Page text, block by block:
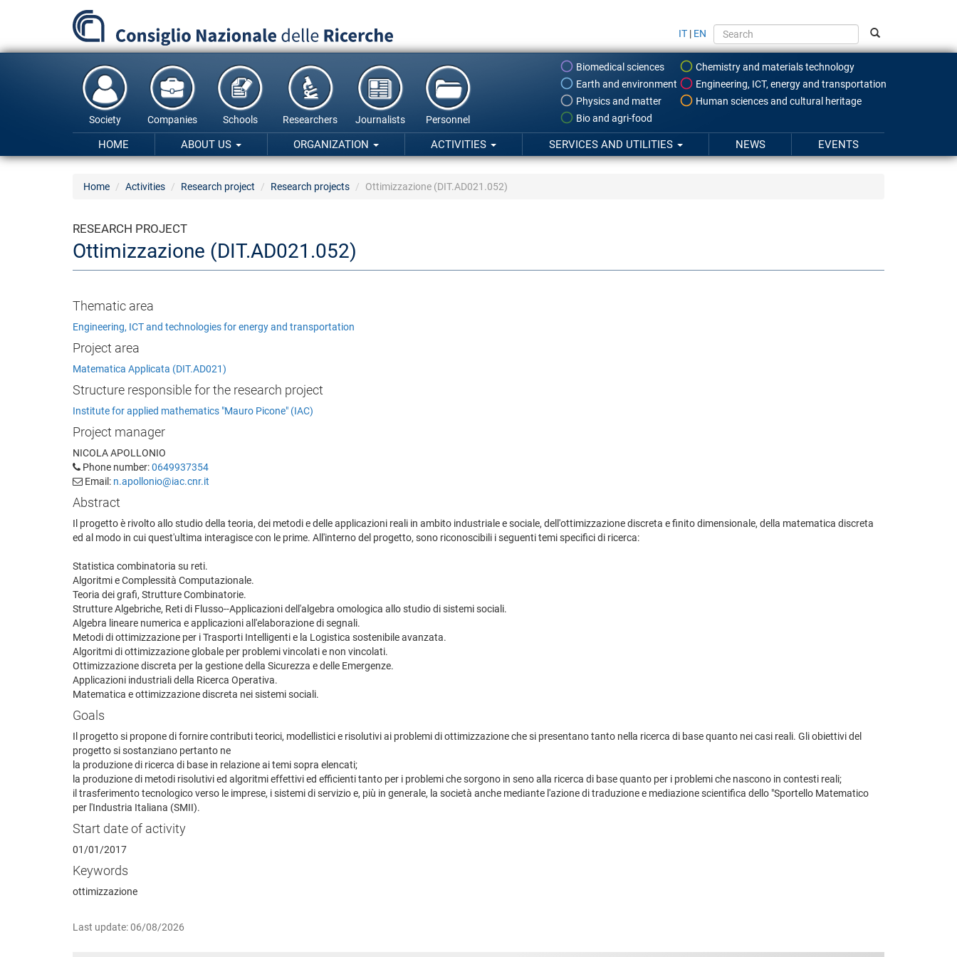
content
IT | EN
Biomedical sciences
Chemistry and materials technology
Earth and environment
Engineering, ICT, energy and transportation
Physics and matter
Human sciences and cultural heritage
Bio and agri-food
Society Companies Schools Researchers Journalists Personnel
HOME ABOUT US ORGANIZATION ACTIVITIES SERVICES AND UTILITIES NEWS EVENTS
Home Activities Research project Research projects Ottimizzazione (DIT.AD021.052)
RESEARCH PROJECT
Ottimizzazione (DIT.AD021.052)
Thematic area
Engineering, ICT and technologies for energy and transportation
Project area
Matematica Applicata (DIT.AD021)
Structure responsible for the research project
Institute for applied mathematics "Mauro Picone" (IAC)
Project manager
NICOLA APOLLONIO
Phone number:0649937354
Email: n.apollonio@iac.cnr.it
Abstract
Il progetto è rivolto allo studio della teoria, dei metodi e delle applicazioni reali in ambito industriale e sociale, dell'ottimizzazione discreta e finito dimensionale, della matematica discreta
ed al modo in cui quest'ultima interagisce con le prime. All'interno del progetto, sono riconoscibili i seguenti temi specifici di ricerca:
Statistica combinatoria su reti.
Algoritmi e Complessità Computazionale.
Teoria dei grafi, Strutture Combinatorie.
Strutture Algebriche, Reti di Flusso--Applicazioni dell'algebra omologica allo studio di sistemi sociali.
Algebra lineare numerica e applicazioni all'elaborazione di segnali.
Metodi di ottimizzazione per i Trasporti Intelligenti e la Logistica sostenibile avanzata.
Algoritmi di ottimizzazione globale per problemi vincolati e non vincolati.
Ottimizzazione discreta per la gestione della Sicurezza e delle Emergenze.
Applicazioni industriali della Ricerca Operativa.
Matematica e ottimizzazione discreta nei sistemi sociali.
Goals
Il progetto si propone di fornire contributi teorici, modellistici e risolutivi ai problemi di ottimizzazione che si presentano tanto nella ricerca di base quanto nei casi reali. Gli obiettivi del
progetto si sostanziano pertanto ne
la produzione di ricerca di base in relazione ai temi sopra elencati;
la produzione di metodi risolutivi ed algoritmi effettivi ed efficienti tanto per i problemi che sorgono in seno alla ricerca di base quanto per i problemi che nascono in contesti reali;
il trasferimento tecnologico verso le imprese, i sistemi di servizio e, più in generale, la società anche mediante l'azione di traduzione e mediazione scientifica dello "Sportello Matematico
per l'Industria Italiana (SMII).
Start date of activity
01/01/2017
Keywords
ottimizzazione
Last update: 06/08/2026